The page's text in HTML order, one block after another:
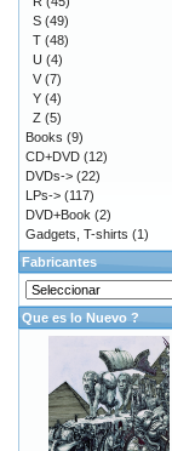
S (49)
T (48)
U (4)
V (7)
Y (4)
Z (5)
Books (9)
CD+DVD (12)
DVDs-> (22)
LPs-> (117)
DVD+Book (2)
Gadgets, T-shirts (1)
Fabricantes
Que es lo Nuevo ?